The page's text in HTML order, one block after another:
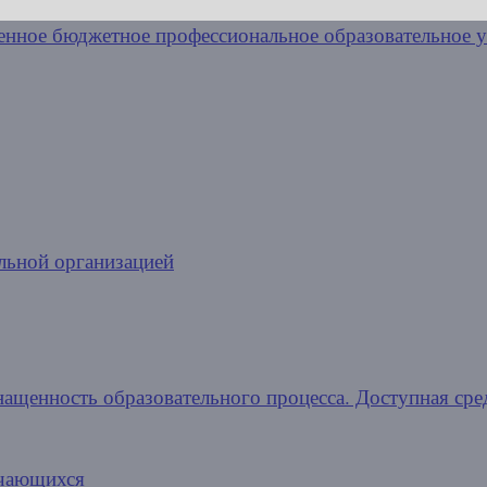
организацией
образовательного процесса. Доступная